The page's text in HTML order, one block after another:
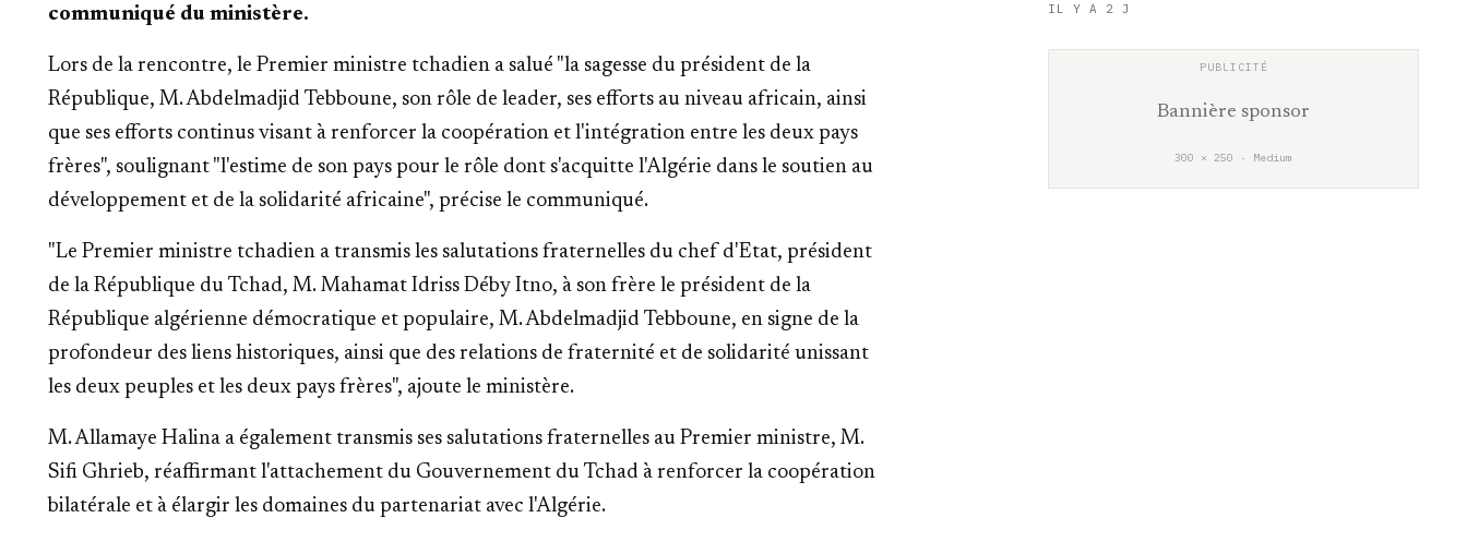
communiqué du ministère.
Lors de la rencontre, le Premier ministre tchadien a salué "la sagesse du président de la
République, M. Abdelmadjid Tebboune, son rôle de leader, ses efforts au niveau africain, ainsi
que ses efforts continus visant à renforcer la coopération et l'intégration entre les deux pays
frères", soulignant "l'estime de son pays pour le rôle dont s'acquitte l'Algérie dans le soutien au
développement et de la solidarité africaine", précise le communiqué.
"Le Premier ministre tchadien a transmis les salutations fraternelles du chef d'Etat, président
de la République du Tchad, M. Mahamat Idriss Déby Itno, à son frère le président de la
République algérienne démocratique et populaire, M. Abdelmadjid Tebboune, en signe de la
profondeur des liens historiques, ainsi que des relations de fraternité et de solidarité unissant
les deux peuples et les deux pays frères", ajoute le ministère.
M. Allamaye Halina a également transmis ses salutations fraternelles au Premier ministre, M.
Sifi Ghrieb, réaffirmant l'attachement du Gouvernement du Tchad à renforcer la coopération
bilatérale et à élargir les domaines du partenariat avec l'Algérie.
IL Y A 2 J
Bannière sponsor
300 × 250 · Medium